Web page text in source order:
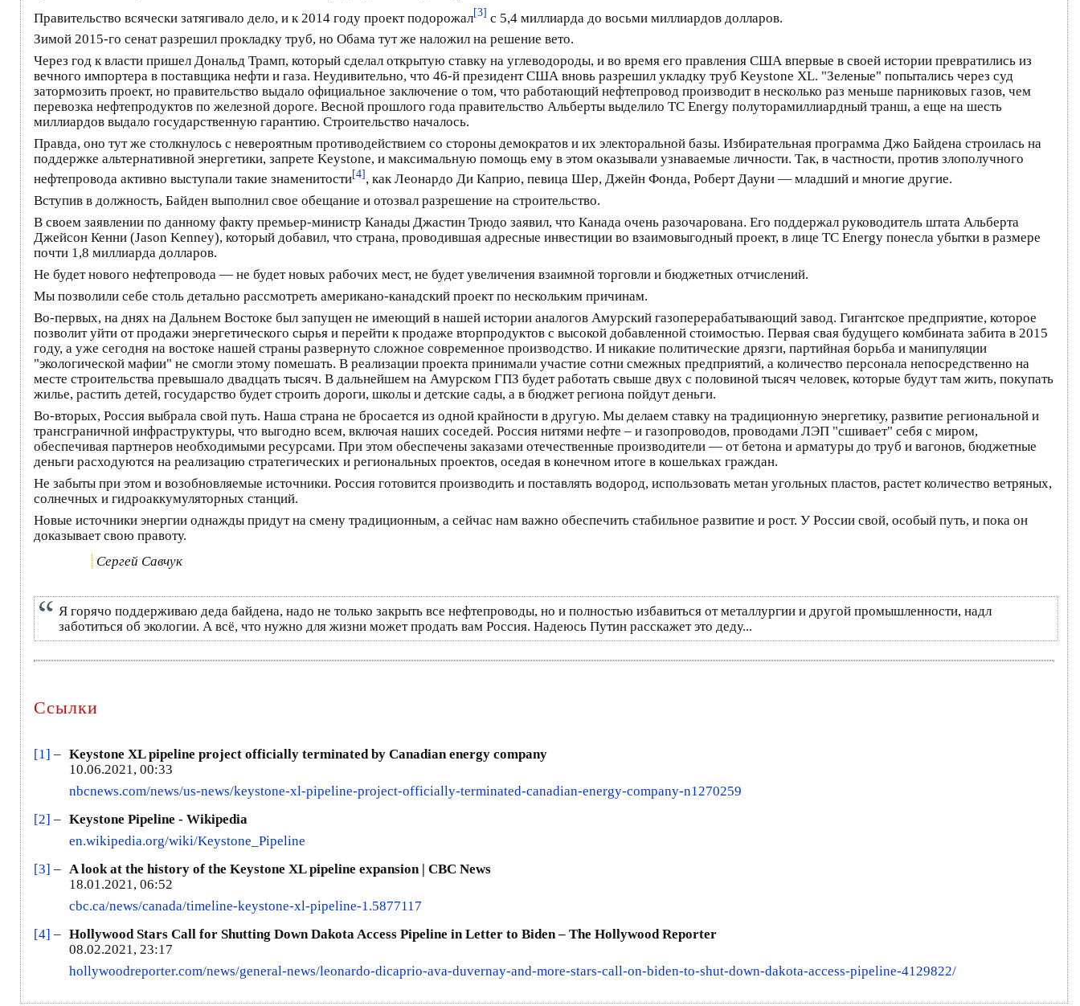
Правительство всячески затягивало дело, и к 2014 году проект подорожал[3] с 5,4 миллиарда до восьми миллиардов долларов.
Зимой 2015-го сенат разрешил прокладку труб, но Обама тут же наложил на решение вето.
Через год к власти пришел Дональд Трамп, который сделал открытую ставку на углеводороды, и во время его правления США впервые в своей истории превратились из
вечного импортера в поставщика нефти и газа. Неудивительно, что 46-й президент США вновь разрешил укладку труб Keystone XL. "Зеленые" попытались через суд
затормозить проект, но правительство выдало официальное заключение о том, что работающий нефтепровод производит в несколько раз меньше парниковых газов, чем
перевозка нефтепродуктов по железной дороге. Весной прошлого года правительство Альберты выделило TC Energy полуторамиллиардный транш, а еще на шесть
миллиардов выдало государственную гарантию. Строительство началось.
Правда, оно тут же столкнулось с невероятным противодействием со стороны демократов и их электоральной базы. Избирательная программа Джо Байдена строилась на
поддержке альтернативной энергетики, запрете Keystone, и максимальную помощь ему в этом оказывали узнаваемые личности. Так, в частности, против злополучного
нефтепровода активно выступали такие знаменитости[4], как Леонардо Ди Каприо, певица Шер, Джейн Фонда, Роберт Дауни — младший и многие другие.
Вступив в должность, Байден выполнил свое обещание и отозвал разрешение на строительство.
В своем заявлении по данному факту премьер-министр Канады Джастин Трюдо заявил, что Канада очень разочарована. Его поддержал руководитель штата Альберта
Джейсон Кенни (Jason Kenney), который добавил, что страна, проводившая адресные инвестиции во взаимовыгодный проект, в лице TC Energy понесла убытки в размере
почти 1,8 миллиарда долларов.
Не будет нового нефтепровода — не будет новых рабочих мест, не будет увеличения взаимной торговли и бюджетных отчислений.
Мы позволили себе столь детально рассмотреть американо-канадский проект по нескольким причинам.
Во-первых, на днях на Дальнем Востоке был запущен не имеющий в нашей истории аналогов Амурский газоперерабатывающий завод. Гигантское предприятие, которое
позволит уйти от продажи энергетического сырья и перейти к продаже вторпродуктов с высокой добавленной стоимостью. Первая свая будущего комбината забита в 2015
году, а уже сегодня на востоке нашей страны развернуто сложное современное производство. И никакие политические дрязги, партийная борьба и манипуляции
"экологической мафии" не смогли этому помешать. В реализации проекта принимали участие сотни смежных предприятий, а количество персонала непосредственно на
месте строительства превышало двадцать тысяч. В дальнейшем на Амурском ГПЗ будет работать свыше двух с половиной тысяч человек, которые будут там жить, покупать
жилье, растить детей, государство будет строить дороги, школы и детские сады, а в бюджет региона пойдут деньги.
Во-вторых, Россия выбрала свой путь. Наша страна не бросается из одной крайности в другую. Мы делаем ставку на традиционную энергетику, развитие региональной и
трансграничной инфраструктуры, что выгодно всем, включая наших соседей. Россия нитями нефте – и газопроводов, проводами ЛЭП "сшивает" себя с миром,
обеспечивая партнеров необходимыми ресурсами. При этом обеспечены заказами отечественные производители — от бетона и арматуры до труб и вагонов, бюджетные
деньги расходуются на реализацию стратегических и региональных проектов, оседая в конечном итоге в кошельках граждан.
Не забыты при этом и возобновляемые источники. Россия готовится производить и поставлять водород, использовать метан угольных пластов, растет количество ветряных,
солнечных и гидроаккумуляторных станций.
Новые источники энергии однажды придут на смену традиционным, а сейчас нам важно обеспечить стабильное развитие и рост. У России свой, особый путь, и пока он
доказывает свою правоту.
Сергей Савчук
Я горячо поддерживаю деда байдена, надо не только закрыть все нефтепроводы, но и полностью избавиться от металлургии и другой промышленности, надл
заботиться об экологии. А всё, что нужно для жизни может продать вам Россия. Надеюсь Путин расскажет это деду...
Ссылки
[1] – Keystone XL pipeline project officially terminated by Canadian energy company
10.06.2021, 00:33
nbcnews.com/news/us-news/keystone-xl-pipeline-project-officially-terminated-canadian-energy-company-n1270259
[2] – Keystone Pipeline - Wikipedia
en.wikipedia.org/wiki/Keystone_Pipeline
[3] – A look at the history of the Keystone XL pipeline expansion | CBC News
18.01.2021, 06:52
cbc.ca/news/canada/timeline-keystone-xl-pipeline-1.5877117
[4] – Hollywood Stars Call for Shutting Down Dakota Access Pipeline in Letter to Biden – The Hollywood Reporter
08.02.2021, 23:17
hollywoodreporter.com/news/general-news/leonardo-dicaprio-ava-duvernay-and-more-stars-call-on-biden-to-shut-down-dakota-access-pipeline-4129822/